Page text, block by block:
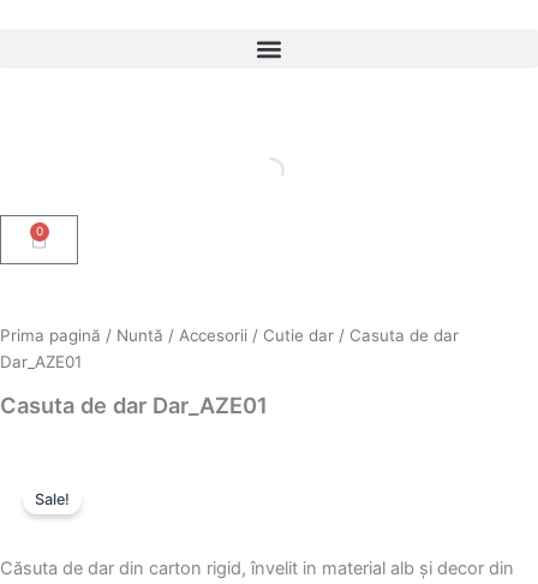
0
Cart
Prima pagină / Nuntă / Accesorii / Cutie dar / Casuta de dar
Dar_AZE01
Casuta de dar Dar_AZE01
Sale!
Căsuta de dar din carton rigid, învelit in material alb și decor din